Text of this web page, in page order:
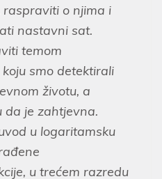
o njima i
nastavni sat.
temom
smo detektirali
životu, a
da je zahtjevna.
u logaritamsku
u trećem razredu